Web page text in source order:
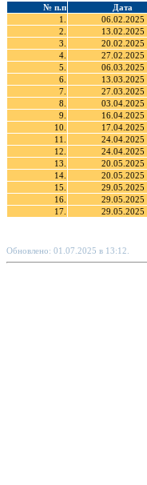
№ п.п Дата
1.
06.02.2025
2.
13.02.2025
3.
20.02.2025
4.
27.02.2025
5.
06.03.2025
6.
13.03.2025
7.
27.03.2025
8.
03.04.2025
9.
16.04.2025
10.
17.04.2025
11.
24.04.2025
12.
24.04.2025
13.
20.05.2025
14.
20.05.2025
15.
29.05.2025
16.
29.05.2025
17.
29.05.2025
Обновлено: 01.07.2025 в 13:12.